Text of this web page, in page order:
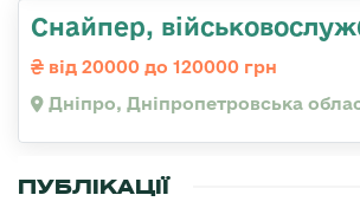
Снайпер,
від 20000 до 120000 грн
Дніпро, Дніпропетровська
ПУБЛІКАЦІЇ